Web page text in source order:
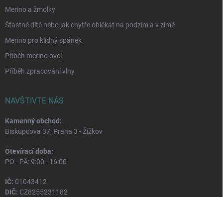
Merino a žmolky
Šťastné dítě nebo jak chytře oblékat na podzim a v zimě
Merino pro klidný spánek
Příběh merino ovcí
Příběh zpracování vlny
NAVŠTIVTE NÁS
Kamenný obchod:
Biskupcova 37, Praha 3 - Žižkov
Otevírací doba:
PO - PÁ: 9:00 - 16:00
IČ: 01043412
DIČ: CZ8255231182